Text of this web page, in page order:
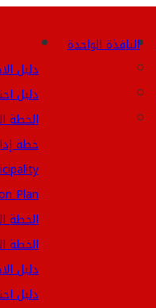
النافذة الواحدة
دليل
دليل
الخطة
خطة إدارة
Plan
الخطة
الخطة
دليل
دليل